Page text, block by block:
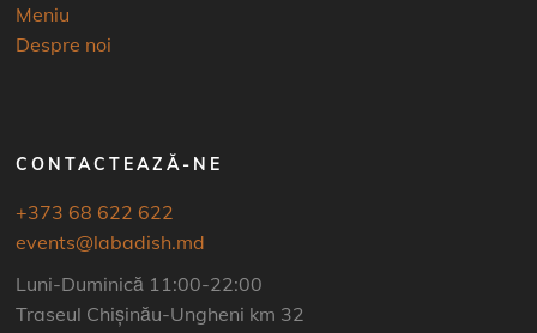
Meniu
Despre noi
CONTACTEAZĂ-NE
+373 68 622 622
events@labadish.md
Luni-Duminică 11:00-22:00
Traseul Chișinău-Ungheni km 32